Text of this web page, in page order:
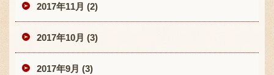
2017年11月 (2)
2017年10月 (3)
2017年9月 (3)